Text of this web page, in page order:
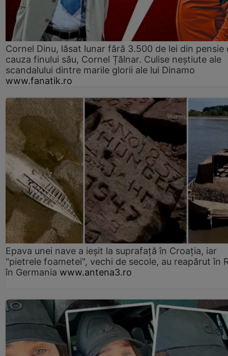
Cornel Dinu, lăsat lunar fără 3.500 de lei din pensie
cauza finului său, Cornel Țălnar. Culise neștiute ale
scandalului dintre marile glorii ale lui Dinamo
www.fanatik.ro
Epava unei nave a ieșit la suprafață în Croația, iar
"pietrele foametei", vechi de secole, au reapărut în
în Germania www.antena3.ro